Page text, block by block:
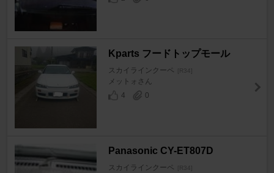
Kparts フードトップモール
スカイラインクーペ [R34]
メットォさん
4
0
Panasonic CY-ET807D
スカイラインクーペ [R34]